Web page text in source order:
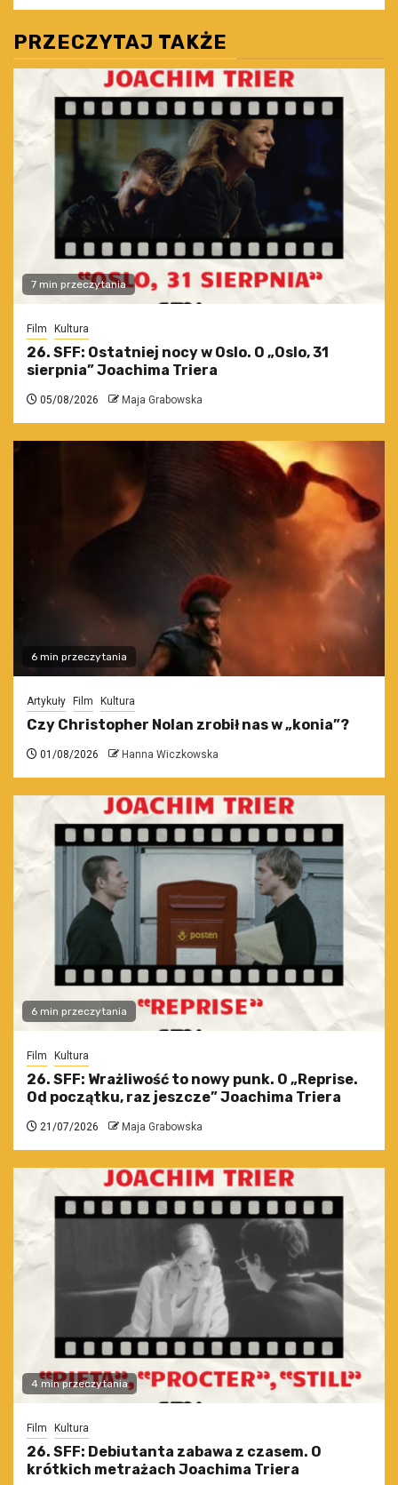
PRZECZYTAJ TAKŻE
7 min przeczytania
Film Kultura
26. SFF: Ostatniej nocy w Oslo. O „Oslo, 31
sierpnia” Joachima Triera
05/08/2026 Maja Grabowska
6 min przeczytania
Artykuły Film Kultura
Czy Christopher Nolan zrobił nas w „konia”?
01/08/2026 Hanna Wiczkowska
6 min przeczytania
Film Kultura
26. SFF: Wrażliwość to nowy punk. O „Reprise.
Od początku, raz jeszcze” Joachima Triera
21/07/2026 Maja Grabowska
4 min przeczytania
Film Kultura
26. SFF: Debiutanta zabawa z czasem. O
krótkich metrażach Joachima Triera